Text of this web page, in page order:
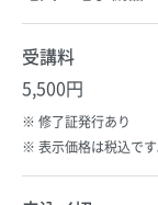
受講料
5,500円
修了証発行あり
表示価格は税込です